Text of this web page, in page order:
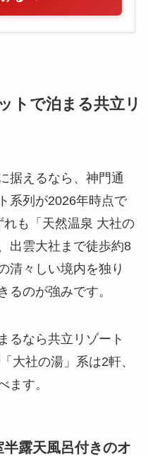
トで泊まる共立リ
据えるなら、神門通
系列が2026年時点で
も「天然温泉 大社の
出雲大社まで徒歩約8
清々しい境内を独り
るのが強みです。
るなら共立リゾート
大社の湯」系は2軒、
ます。
露天風呂付きのオ